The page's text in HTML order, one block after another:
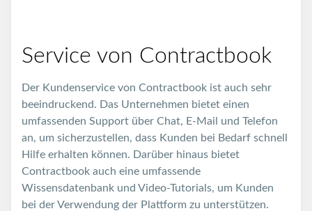
Service von Contractbook
Der Kundenservice von Contractbook ist auch sehr
beeindruckend. Das Unternehmen bietet einen
umfassenden Support über Chat, E-Mail und Telefon
an, um sicherzustellen, dass Kunden bei Bedarf schnell
Hilfe erhalten können. Darüber hinaus bietet
Contractbook auch eine umfassende
Wissensdatenbank und Video-Tutorials, um Kunden
bei der Verwendung der Plattform zu unterstützen.